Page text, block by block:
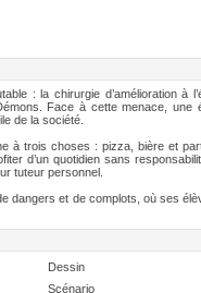
: la chirurgie d’amélioration à
Face à cette menace, une
de la société.
à trois choses : pizza, bière et
d’un quotidien sans
tuteur personnel.
dangers et de complots, où ses
Dessin
Scénario